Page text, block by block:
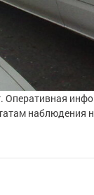
Оперативная
наблюдения